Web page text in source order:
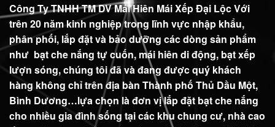
Công Ty TNHH TM DV Mái Hiên Mái Xếp Đại Lộc Với
trên 20 năm kinh nghiệp trong lĩnh vực nhập khẩu,
phân phối, lắp đặt và bảo dưỡng các dòng sản phẩm
như bạt che nắng tự cuốn, mái hiên di động, bạt xếp
lượn sóng, chúng tôi đã và đang được quý khách
hàng không chỉ trên địa bàn Thành phố Thủ Dầu Một,
Bình Dương…lựa chọn là đơn vị lắp đặt bạt che nắng
cho nhiều gia đình sống tại các khu chung cư, nhà cao